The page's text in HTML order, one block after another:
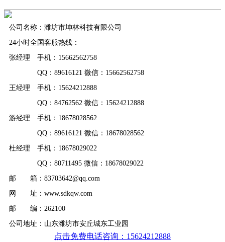
公司名称：潍坊市坤林科技有限公司
24小时全国客服热线：
张经理 手机：15662562758
QQ：89616121 微信：15662562758
王经理 手机：15624212888
QQ：84762562 微信：15624212888
游经理 手机：18678028562
QQ：89616121 微信：18678028562
杜经理 手机：18678029022
QQ：80711495 微信：18678029022
邮 箱：83703642@qq.com
网 址：www.sdkqw.com
邮 编：262100
公司地址：山东潍坊市安丘城东工业园
点击免费电话咨询：15624212888